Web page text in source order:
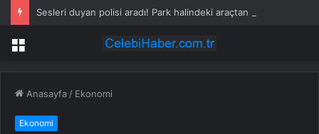
Menü
Anasayfa / Ekonomi
Ekonomi